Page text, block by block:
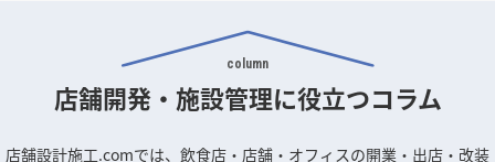
column
店舗開発・施設管理に役立つコラム
店舗設計施工.comでは、飲食店・店舗・オフィスの開業・出店・改装